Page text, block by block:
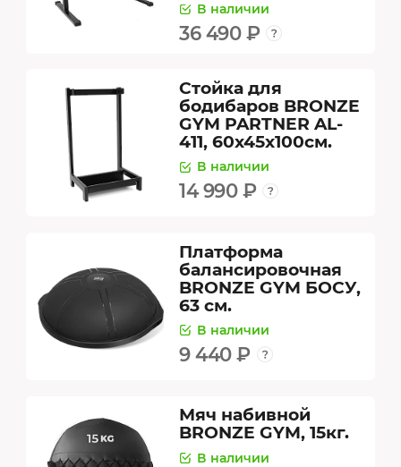
В наличии
36 490 ₽
Стойка для
бодибаров BRONZE
GYM PARTNER AL-
411, 60х45х100см.
В наличии
14 990 ₽
Платформа
балансировочная
BRONZE GYM БОСУ,
63 см.
В наличии
9 440 ₽
Мяч набивной
BRONZE GYM, 15кг.
В наличии